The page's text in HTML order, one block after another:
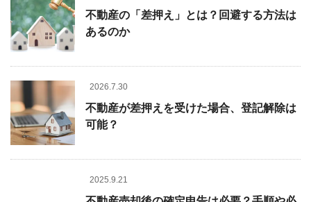
不動産の「差押え」とは？回避する方法は
あるのか
2026.7.30
不動産が差押えを受けた場合、登記解除は
可能？
2025.9.21